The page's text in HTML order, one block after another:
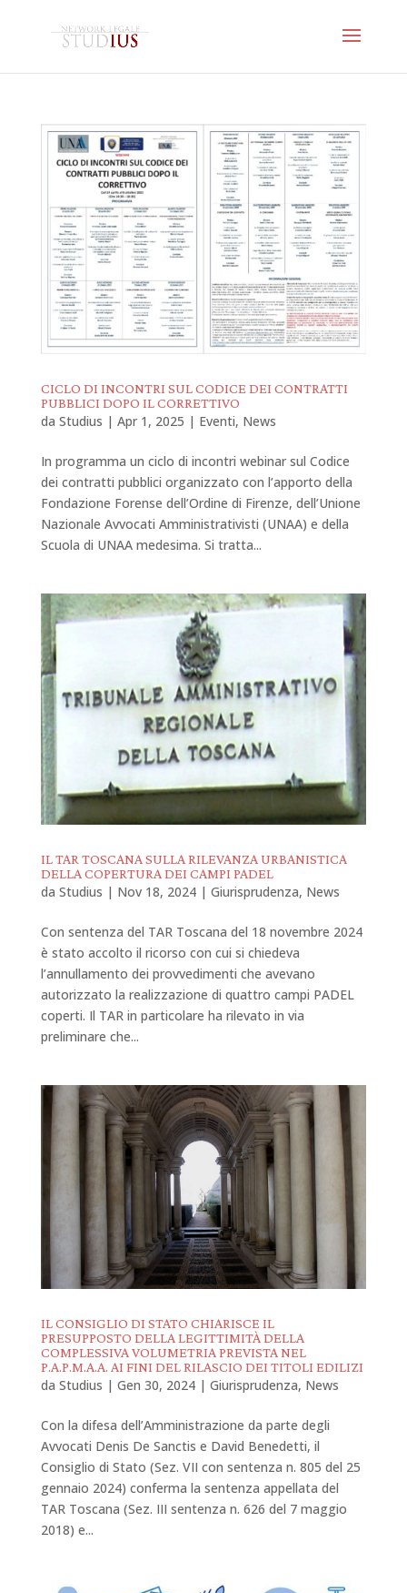
CICLO DI INCONTRI SUL CODICE DEI CONTRATTI
PUBBLICI DOPO IL CORRETTIVO
da Studius | Apr 1, 2025 | Eventi, News
In programma un ciclo di incontri webinar sul Codice
dei contratti pubblici organizzato con l’apporto della
Fondazione Forense dell’Ordine di Firenze, dell’Unione
Nazionale Avvocati Amministrativisti (UNAA) e della
Scuola di UNAA medesima. Si tratta...
IL TAR TOSCANA SULLA RILEVANZA URBANISTICA
DELLA COPERTURA DEI CAMPI PADEL
da Studius | Nov 18, 2024| Giurisprudenza, News
Con sentenza del TAR Toscana del 18 novembre 2024
è stato accolto il ricorso con cui si chiedeva
l’annullamento dei provvedimenti che avevano
autorizzato la realizzazione di quattro campi PADEL
coperti. Il TAR in particolare ha rilevato in via
preliminare che...
IL CONSIGLIO DI STATO CHIARISCE IL
PRESUPPOSTO DELLA LEGITTIMITÀ DELLA
COMPLESSIVA VOLUMETRIA PREVISTA NEL
P.A.P.M.A.A. AI FINI DEL RILASCIO DEI TITOLI EDILIZI
da Studius | Gen 30, 2024| Giurisprudenza, News
Con la difesa dell’Amministrazione da parte degli
Avvocati Denis De Sanctis e David Benedetti, il
Consiglio di Stato (Sez. VII con sentenza n. 805 del 25
gennaio 2024) conferma la sentenza appellata del
TAR Toscana (Sez. III sentenza n. 626 del 7 maggio
2018) e...